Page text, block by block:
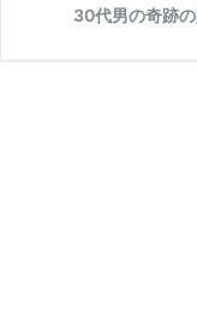
30代男の奇跡